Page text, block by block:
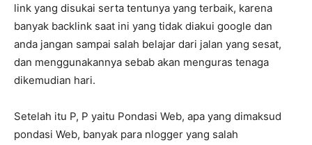
link yang disukai serta tentunya yang terbaik, karena
banyak backlink saat ini yang tidak diakui google dan
anda jangan sampai salah belajar dari jalan yang sesat,
dan menggunakannya sebab akan menguras tenaga
dikemudian hari.
Setelah itu P, P yaitu Pondasi Web, apa yang dimaksud
pondasi Web, banyak para nlogger yang salah